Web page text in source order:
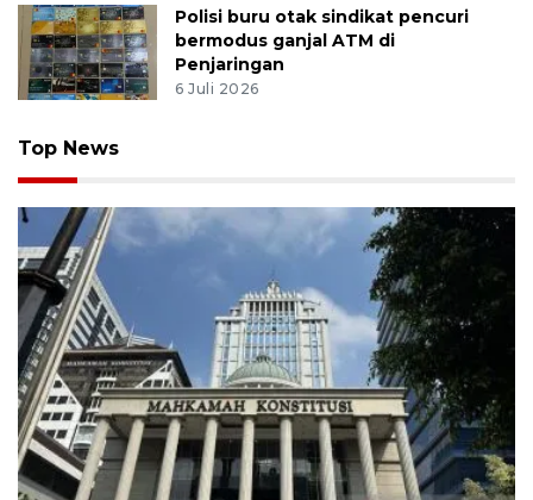
Polisi buru otak sindikat pencuri
bermodus ganjal ATM di
Penjaringan
6 Juli 2026
Top News